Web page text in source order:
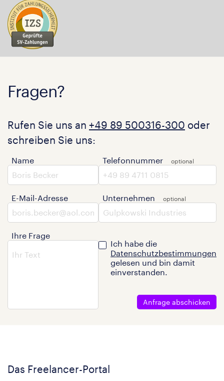
Fragen?
Rufen Sie uns an +49 89 500316-300 oder
schreiben Sie uns:
Name
E-Mail-Adresse
Ihre Frage
Telefonnummer
Unternehmen
Ich habe die
Datenschutzbestimmungen
gelesen und bin damit
einverstanden.
Anfrage abschicken
Das Freelancer-Portal